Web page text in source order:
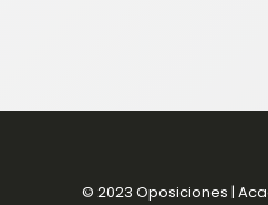
© 2023 Oposiciones |